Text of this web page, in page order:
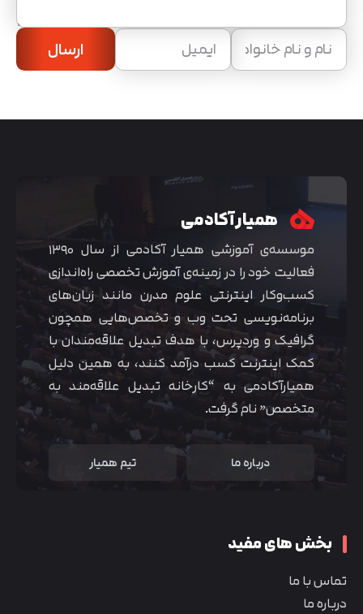
ارسال
همیار آکادمی
موسسه‌ی آموزشی همیار آکادمی از سال ۱۳۹۰
فعالیت خود را در زمینه‌ی آموزش تخصصی راه‌اندازی
کسب‌و‌کار اینترنتی علوم مدرن مانند زبان‌های
برنامه‌نویسی تحت وب و تخصص‌هایی همچون
گرافیک و وردپرس، با هدف تبدیل علاقه‌مندان با
کمک اینترنت کسب درآمد کنند، به همین دلیل
همیارآکادمی به “کارخانه تبدیل علاقه‌مند به
متخصص” نام گرفت.
درباره ما تیم همیار
بخش های مفید
تماس با ما
درباره ما